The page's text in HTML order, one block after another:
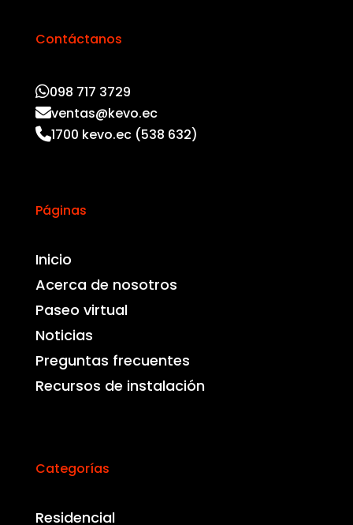
Contáctanos
098 717 3729
ventas@kevo.ec
1700 kevo.ec (538 632)
Páginas
Inicio
Acerca de nosotros
Paseo virtual
Noticias
Preguntas frecuentes
Recursos de instalación
Categorías
Residencial